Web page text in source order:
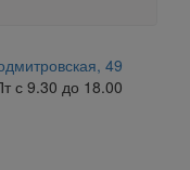
49
с 9.30 до 18.00